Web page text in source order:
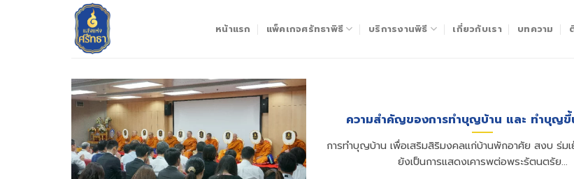
หน้าแรก แพ็คเกจศรัทธาพิธี บริการงานพิธี เกี่ยวกับเรา บทความ
ความสำคัญของการทำบุญบ้าน และ ทำบุญขึ้
การทำบุญบ้าน เพื่อเสริมสิริมงคลแก่บ้านพักอาศัย สงบ ร่มเ
ยังเป็นการแสดงเคารพต่อพระรัตนตรัย...